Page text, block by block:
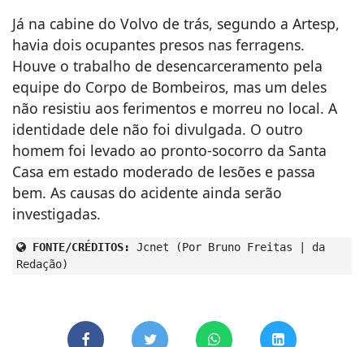
Já na cabine do Volvo de trás, segundo a Artesp,
havia dois ocupantes presos nas ferragens.
Houve o trabalho de desencarceramento pela
equipe do Corpo de Bombeiros, mas um deles
não resistiu aos ferimentos e morreu no local. A
identidade dele não foi divulgada. O outro
homem foi levado ao pronto-socorro da Santa
Casa em estado moderado de lesões e passa
bem. As causas do acidente ainda serão
investigadas.
FONTE/CRÉDITOS:
Jcnet (Por Bruno Freitas | da
Redação)